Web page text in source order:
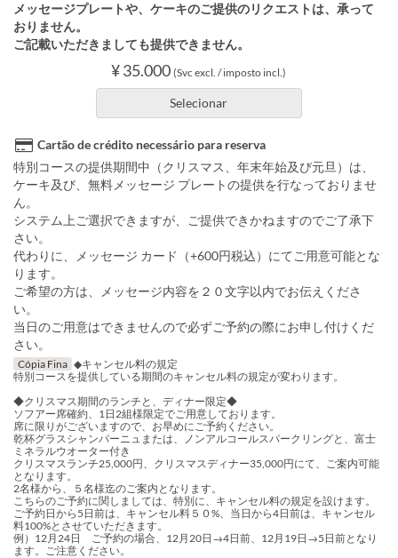
メッセージプレートや、ケーキのご提供のリクエストは、承って
おりません。
ご記載いただきましても提供できません。
¥ 35.000 (Svc excl. / imposto incl.)
Selecionar
Cartão de crédito necessário para reserva
特別コースの提供期間中（クリスマス、年末年始及び元旦）は、
ケーキ及び、無料メッセージ プレートの提供を行なっておりませ
ん。
システム上ご選択できますが、ご提供できかねますのでご了承下
さい。
代わりに、メッセージ カード（+600円税込）にてご用意可能とな
ります。
ご希望の方は、メッセージ内容を２０文字以内でお伝えくださ
い。
当日のご用意はできませんので必ずご予約の際にお申し付けくだ
さい。
Cópia Fina ◆キャンセル料の規定
特別コースを提供している期間のキャンセル料の規定が変わります。
◆クリスマス期間のランチと、ディナー限定◆
ソフアー席確約、1日2組様限定でご用意しております。
席に限りがございますので、お早めにご予約ください。
乾杯グラスシャンパーニュまたは、ノンアルコールスパークリングと、富士
ミネラルウオーター付き
クリスマスランチ25,000円、クリスマスディナー35,000円にて、ご案内可能
となります。
2名様から、５名様迄のご案内となります。
こちらのご予約に関しましては、特別に、キャンセル料の規定を設けます。
ご予約日から5日前は、キャンセル料５０%、当日から4日前は、キャンセル
料100%とさせていただきます。
例）12月24日 ご予約の場合、12月20日→4日前、12月19日→5日前となり
ます。ご注意ください。